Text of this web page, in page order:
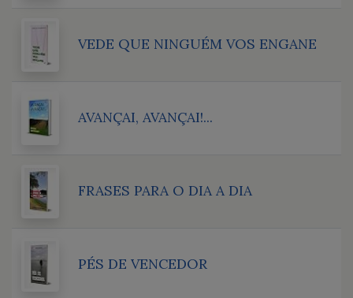
VEDE QUE NINGUÉM VOS ENGANE
AVANÇAI, AVANÇAI!...
FRASES PARA O DIA A DIA
PÉS DE VENCEDOR